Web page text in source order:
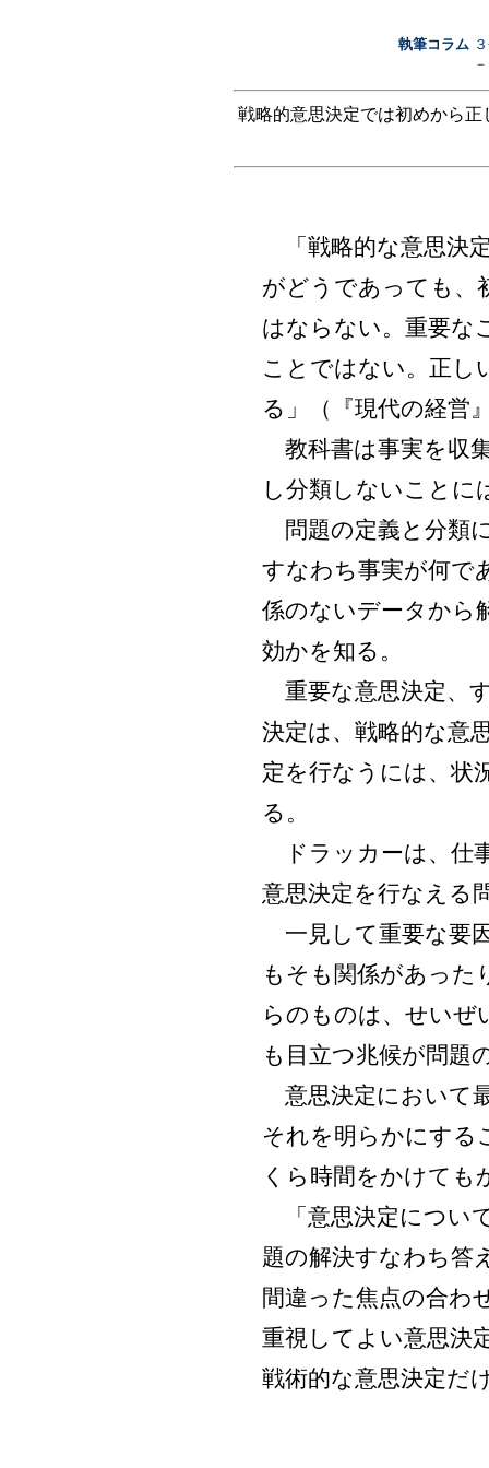
執筆コラム
戦略的意思決定では初めから
「戦略的な意思決
がどうであっても、
はならない。重要な
ことではない。正し
る」（『現代の経営
教科書は事実を収
し分類しないことに
問題の定義と分類
すなわち事実が何で
係のないデータから
効かを知る。
重要な意思決定、
決定は、戦略的な意
定を行なうには、状
る。
ドラッカーは、仕
意思決定を行なえる
一見して重要な要
もそも関係があった
らのものは、せいぜ
も目立つ兆候が問題
意思決定において
それを明らかにする
くら時間をかけても
「意思決定につい
題の解決すなわち答
間違った焦点の合わ
重視してよい意思決
戦術的な意思決定だ